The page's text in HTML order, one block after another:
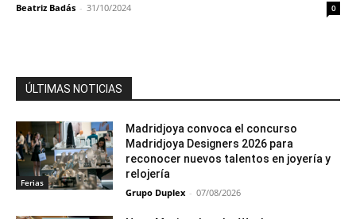
Beatriz Badás - 31/10/2024 0
ÚLTIMAS NOTICIAS
Ferias
Madridjoya convoca el concurso
Madridjoya Designers 2026 para
reconocer nuevos talentos en joyería y
relojería
Grupo Duplex - 07/08/2026